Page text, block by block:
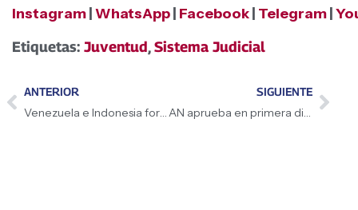
Instagram WhatsApp Facebook Telegram
Etiquetas: Juventud,Sistema Judicial
ANTERIOR
Venezuela e Indonesia fortalecen alianzas estratégicas en el sector acuícola
SIGUIENTE
AN aprueba en primera discusión Proyecto de Ley de Reforma del Sistema Eléctrico